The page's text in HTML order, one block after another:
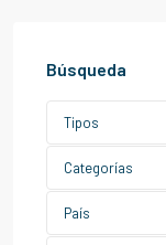
Búsqueda
Tipos
Categorías
País